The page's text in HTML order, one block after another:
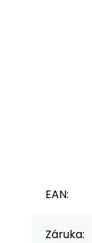
EAN:
Záruka: